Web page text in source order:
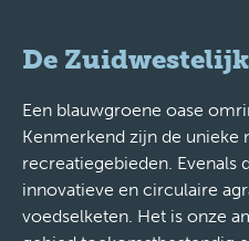
De
Een blauwgroene oase
Kenmerkend zijn de unieke
recreatiegebieden. Evenals
innovatieve en circulaire
voedselketen. Het is onze